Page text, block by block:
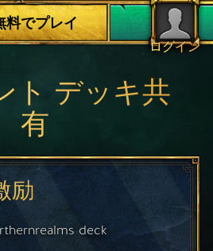
ログイン
料でプレイ
ト デッキ共
有
励
deck